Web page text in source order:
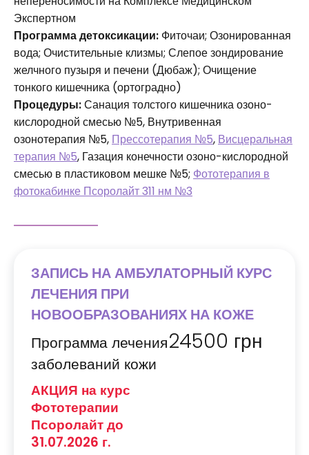
Экспертном
Программа детоксикации: Фиточаи; Озонированная
вода; Очистительные клизмы; Слепое зондирование
желчного пузыря и печени (Дюбаж); Очищение
тонкого кишечника (ортоградно)
Процедуры:Санация толстого кишечника озоно-
кислородной смесью №5, Внутривенная
озонотерапия №5, Прессотерапия №5, Висцеральная
терапия №5, Газация конечности озоно-кислородной
смесью в пластиковом мешке №5; Фототерапия в
фотокабинке Псоролайт 311 нм №3
ЗАПИСЬ НА АМБУЛАТОРНЫЙ КУРС
ЛЕЧЕНИЯ ПРИ
НОВООБРАЗОВАНИЯХ НА КОЖЕ
Программа лечения
заболеваний кожи
24500 грн
АКЦИЯ на курс
Фототерапии
Псоролайт до
31.07.2026 г.